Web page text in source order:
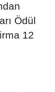
Ödül
12